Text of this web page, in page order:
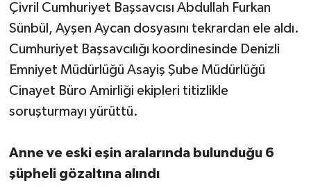
Çivril Cumhuriyet Başsavcısı Abdullah Furkan
Sünbül, Ayşen Aycan dosyasını tekrardan ele aldı.
Cumhuriyet Başsavcılığı koordinesinde Denizli
Emniyet Müdürlüğü Asayiş Şube Müdürlüğü
Cinayet Büro Amirliği ekipleri titizlikle
soruşturmayı yürüttü.
Anne ve eski eşin aralarında bulunduğu 6
şüpheli gözaltına alındı